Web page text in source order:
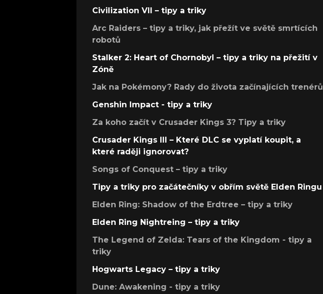
Civilization VII – tipy a triky
Arc Raiders – tipy a triky, jak přežít ve světě smrtících
robotů
Stalker 2: Heart of Chornobyl – tipy a triky na přežití v
Zóně
Jak na Pokémony? Rady do života začínajících trenérů
Genshin Impact - tipy a triky
Za koho začít v Crusader Kings 3? Tipy a triky
Crusader Kings III – Které DLC se vyplatí koupit, a
které raději ignorovat?
Songs of Conquest – tipy a triky
Tipy a triky pro začátečníky v obřím světě Elden Ringu
Elden Ring: Shadow of the Erdtree – tipy a triky
Elden Ring Nightreing – tipy a triky
The Legend of Zelda: Tears of the Kingdom - tipy a
triky
Hogwarts Legacy – tipy a triky
Dune: Awakening - tipy a triky